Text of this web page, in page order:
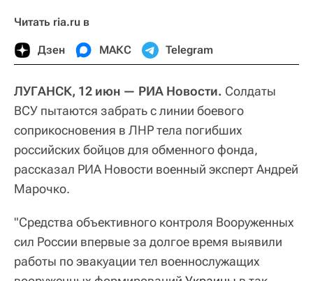
Читать ria.ru в
Дзен МАКС Telegram
ЛУГАНСК, 12 июн — РИА Новости. Солдаты
ВСУ пытаются забрать с линии боевого
соприкосновения в ЛНР тела погибших
российских бойцов для обменного фонда,
рассказал РИА Новости военный эксперт Андрей
Марочко.
"Средства объективного контроля Вооруженных
сил России впервые за долгое время выявили
работы по эвакуации тел военнослужащих